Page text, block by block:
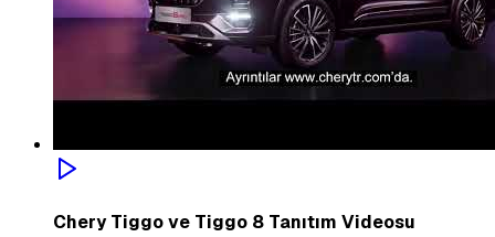
Chery Tiggo ve Tiggo 8 Tanıtım Videosu